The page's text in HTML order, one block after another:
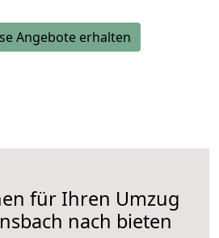
Angebote erhalten
für Ihren Umzug
nach bieten